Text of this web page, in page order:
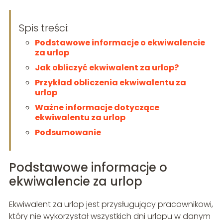
Spis treści:
Podstawowe informacje o ekwiwalencie
za urlop
Jak obliczyć ekwiwalent za urlop?
Przykład obliczenia ekwiwalentu za
urlop
Ważne informacje dotyczące
ekwiwalentu za urlop
Podsumowanie
Podstawowe informacje o
ekwiwalencie za urlop
Ekwiwalent za urlop jest przysługujący pracownikowi,
który nie wykorzystał wszystkich dni urlopu w danym